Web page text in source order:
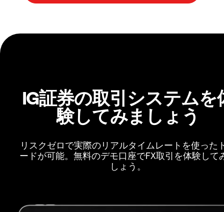
IG証券の取引システムを
験してみましょう
リスクゼロで実際のリアルタイムレートを使った
ードが可能。無料のデモ口座でFX取引を体験して
しょう。